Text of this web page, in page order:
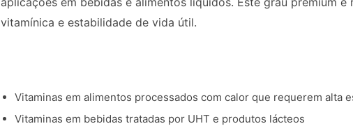
vitamínica e estabilidade de vida útil.
Vitaminas em alimentos processados com calor que requerem alta
Vitaminas em bebidas tratadas por UHT e produtos lácteos